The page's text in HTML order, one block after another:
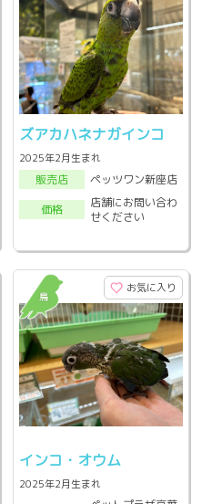
ズアカハネナガインコ
2025年2月生まれ
販売店
ペッツワン新座店
価格
店舗にお問い合わ
せください
お気に入り
インコ・オウム
2025年2月生まれ